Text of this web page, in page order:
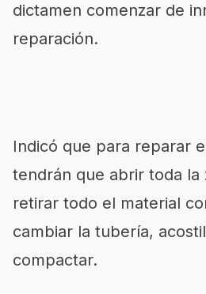
dictamen comenzar de
reparación.
Indicó que para reparar
tendrán que abrir toda la
retirar todo el material
cambiar la tubería,
compactar.